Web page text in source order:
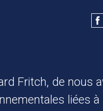
Fritch, de nous
liées